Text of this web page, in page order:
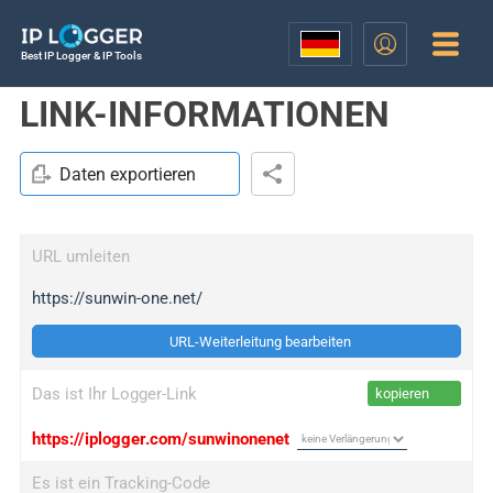
Best IP Logger & IP Tools
LINK-INFORMATIONEN
Daten exportieren
URL umleiten
https://sunwin-one.net/
URL-Weiterleitung bearbeiten
Das ist Ihr Logger-Link kopieren
https://iplogger.com/sunwinonenet
Es ist ein Tracking-Code